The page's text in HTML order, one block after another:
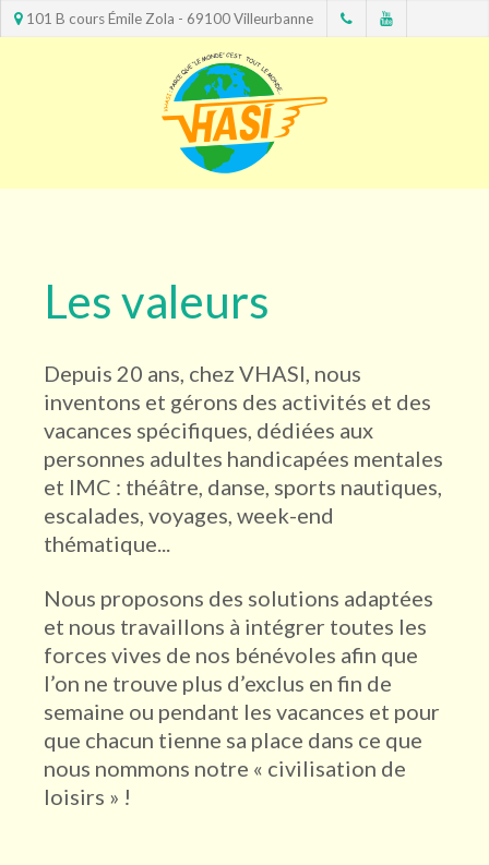
101 B cours Émile Zola - 69100 Villeurbanne
Les valeurs
Depuis 20 ans, chez VHASI, nous
inventons et gérons des activités et des
vacances spécifiques, dédiées aux
personnes adultes handicapées mentales
et IMC : théâtre, danse, sports nautiques,
escalades, voyages, week-end
thématique...
Nous proposons des solutions adaptées
et nous travaillons à intégrer toutes les
forces vives de nos bénévoles afin que
l’on ne trouve plus d’exclus en fin de
semaine ou pendant les vacances et pour
que chacun tienne sa place dans ce que
nous nommons notre « civilisation de
loisirs » !